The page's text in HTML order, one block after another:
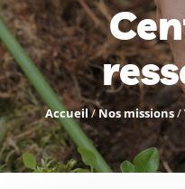
Accueil/Nos missions/